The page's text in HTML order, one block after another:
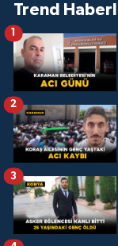
Trend
1
2
3